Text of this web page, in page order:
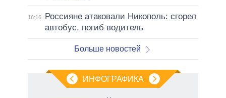
16:16
Россияне атаковали Никополь: сгорел
автобус, погиб водитель
Больше новостей
ИНФОГРАФИКА